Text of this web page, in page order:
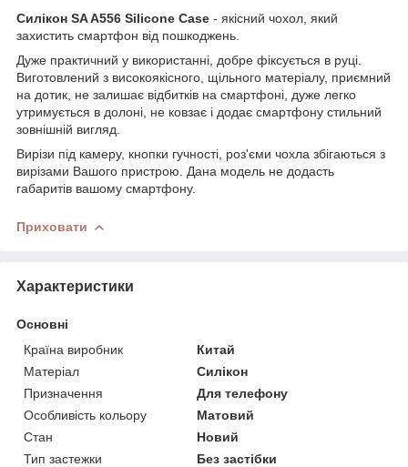
Силікон SA A556 Silicone Case - якісний чохол, який
захистить смартфон від пошкоджень.
Дуже практичний у використанні, добре фіксується в руці.
Виготовлений з високоякісного, щільного матеріалу, приємний
на дотик, не залишає відбитків на смартфоні, дуже легко
утримується в долоні, не ковзає і додає смартфону стильний
зовнішній вигляд.
Вирізи під камеру, кнопки гучності, роз'єми чохла збігаються з
вирізами Вашого пристрою. Дана модель не додасть
габаритів вашому смартфону.
Приховати
Характеристики
Основні
Країна виробник
Китай
Матеріал
Силікон
Призначення
Для телефону
Особливість кольору
Матовий
Стан
Новий
Тип застежки
Без застібки